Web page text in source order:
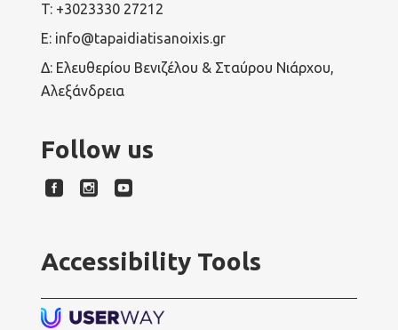
T: +3023330 27212
E: info@tapaidiatisanoixis.gr
Δ: Ελευθερίου Βενιζέλου & Σταύρου Νιάρχου,
Αλεξάνδρεια
Follow us
Accessibility Tools